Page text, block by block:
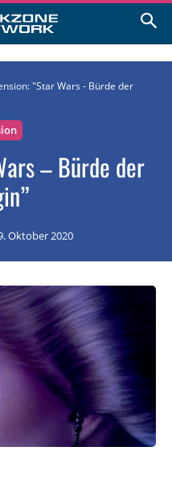
"Star Wars - Bürde der
– Bürde der
Oktober 2020